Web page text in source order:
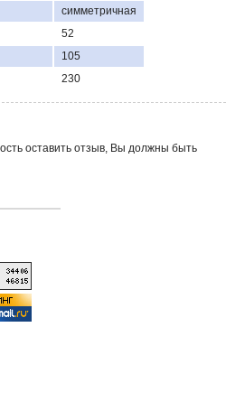
симметричная
52
105
230
оставить отзыв, Вы должны быть